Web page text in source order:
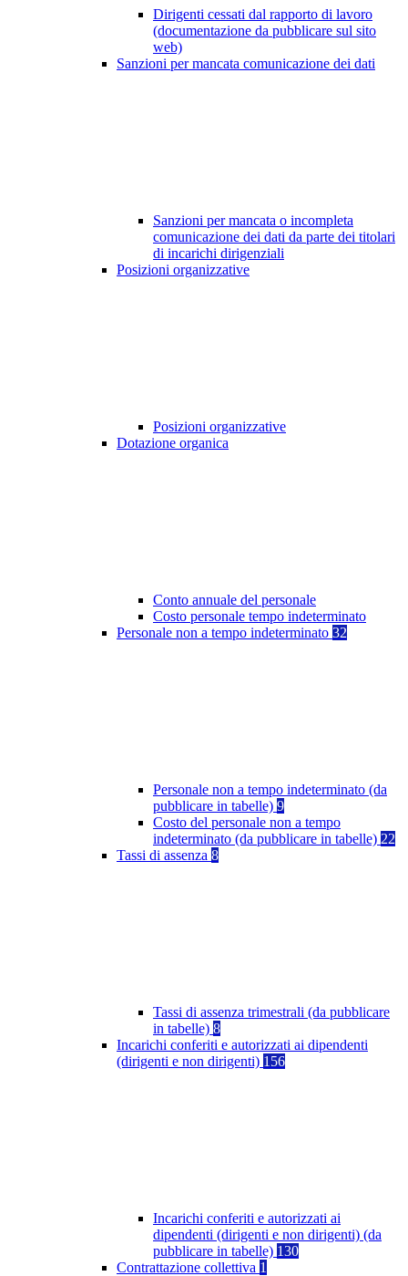
Dirigenti cessati dal rapporto di lavoro
(documentazione da pubblicare sul sito
web)
Sanzioni per mancata comunicazione dei dati
Sanzioni per mancata o incompleta
comunicazione dei dati da parte dei titolari
di incarichi dirigenziali
Posizioni organizzative
Posizioni organizzative
Dotazione organica
Conto annuale del personale
Costo personale tempo indeterminato
Personale non a tempo indeterminato 32
Personale non a tempo indeterminato (da
pubblicare in tabelle) 9
Costo del personale non a tempo
indeterminato (da pubblicare in tabelle) 22
Tassi di assenza 8
Tassi di assenza trimestrali (da pubblicare
in tabelle) 8
Incarichi conferiti e autorizzati ai dipendenti
(dirigenti e non dirigenti) 156
Incarichi conferiti e autorizzati ai
dipendenti (dirigenti e non dirigenti) (da
pubblicare in tabelle) 130
Contrattazione collettiva 1